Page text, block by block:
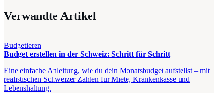
Verwandte Artikel
Budgetieren
Budget erstellen in der Schweiz: Schritt für Schritt
Eine einfache Anleitung, wie du dein Monatsbudget aufstellst – mit
realistischen Schweizer Zahlen für Miete, Krankenkasse und
Lebenshaltung.